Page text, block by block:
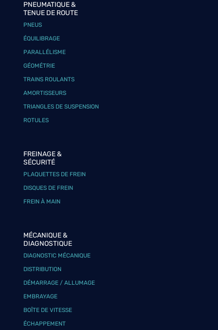
PNEUMATIQUE &
TENUE DE ROUTE
PNEUS
ÉQUILIBRAGE
PARALLÉLISME
GÉOMÉTRIE
TRAINS ROULANTS
AMORTISSEURS
TRIANGLES DE SUSPENSION
ROTULES
FREINAGE &
SÉCURITÉ
PLAQUETTES DE FREIN
DISQUES DE FREIN
FREIN À MAIN
MÉCANIQUE &
DIAGNOSTIQUE
DIAGNOSTIC MÉCANIQUE
DISTRIBUTION
DÉMARRAGE / ALLUMAGE
EMBRAYAGE
BOÎTE DE VITESSE
ÉCHAPPEMENT